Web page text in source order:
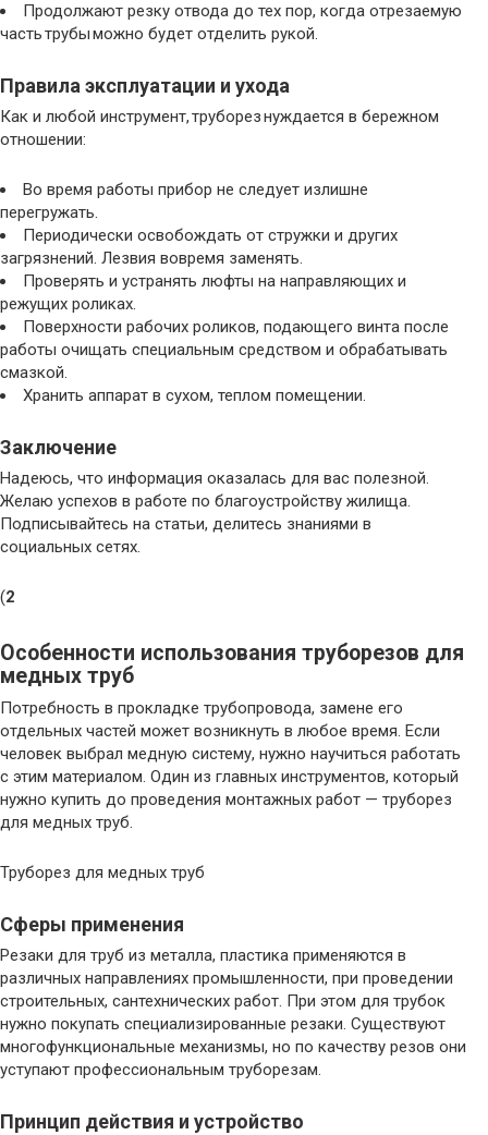
Продолжают резку отвода до тех пор, когда отрезаемую
часть трубы можно будет отделить рукой.
Правила эксплуатации и ухода
Как и любой инструмент, труборез нуждается в бережном
отношении:
Во время работы прибор не следует излишне
перегружать.
Периодически освобождать от стружки и других
загрязнений. Лезвия вовремя заменять.
Проверять и устранять люфты на направляющих и
режущих роликах.
Поверхности рабочих роликов, подающего винта после
работы очищать специальным средством и обрабатывать
смазкой.
Хранить аппарат в сухом, теплом помещении.
Заключение
Надеюсь, что информация оказалась для вас полезной.
Желаю успехов в работе по благоустройству жилища.
Подписывайтесь на статьи, делитесь знаниями в
социальных сетях.
(2
Особенности использования труборезов для
медных труб
Потребность в прокладке трубопровода, замене его
отдельных частей может возникнуть в любое время. Если
человек выбрал медную систему, нужно научиться работать
с этим материалом. Один из главных инструментов, который
нужно купить до проведения монтажных работ — труборез
для медных труб.
Труборез для медных труб
Сферы применения
Резаки для труб из металла, пластика применяются в
различных направлениях промышленности, при проведении
строительных, сантехнических работ. При этом для трубок
нужно покупать специализированные резаки. Существуют
многофункциональные механизмы, но по качеству резов они
уступают профессиональным труборезам.
Принцип действия и устройство